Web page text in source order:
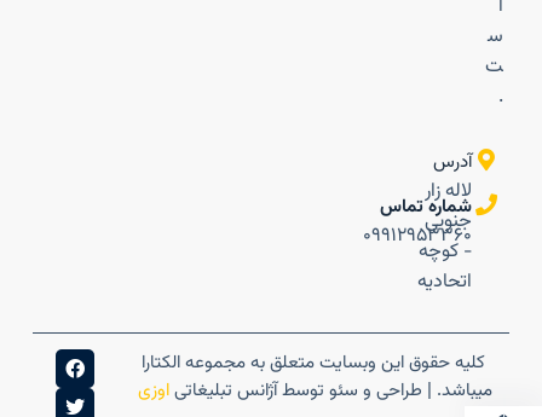
ا
س
ت
.
آدرس
لاله زار
جنوبی
- کوچه
اتحادیه
شماره تماس
۰۹۹۱۲۹۵۳۳۶۰
کلیه حقوق این وبسایت متعلق به مجموعه الکتارا
میباشد. | طراحی و سئو توسط آژانس تبلیغاتیاوزی